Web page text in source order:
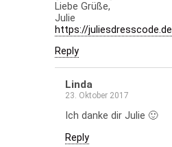
Liebe Grüße,
Julie
https://juliesdresscode.de
Reply
Linda
23. Oktober 2017
Ich danke dir Julie 🙂
Reply